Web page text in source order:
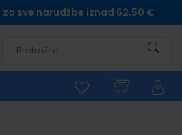
sve narudžbe iznad 62,50 €